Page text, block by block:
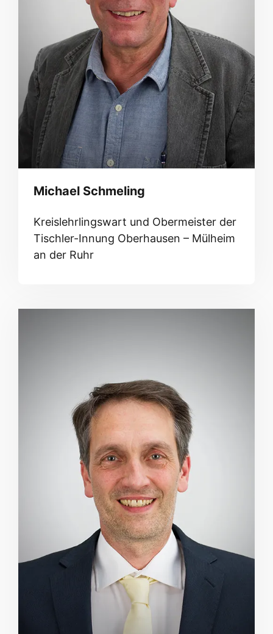
Michael Schmeling
Kreislehrlingswart und Obermeister der
Tischler-Innung Oberhausen – Mülheim
an der Ruhr